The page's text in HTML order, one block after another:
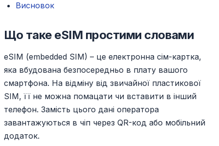
Висновок
Що таке eSIM простими словами
eSIM (embedded SIM) – це електронна сім-картка,
яка вбудована безпосередньо в плату вашого
смартфона. На відміну від звичайної пластикової
SIM, її не можна помацати чи вставити в інший
телефон. Замість цього дані оператора
завантажуються в чіп через QR-код або мобільний
додаток.